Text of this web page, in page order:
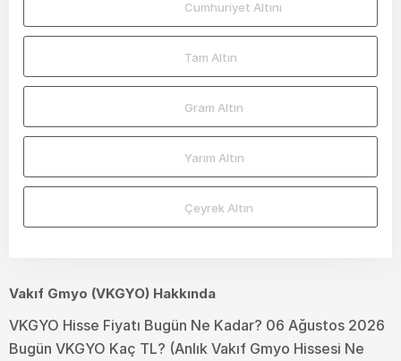
Cumhuriyet Altını
Tam Altın
Gram Altın
Yarım Altın
Çeyrek Altın
Vakıf Gmyo (VKGYO) Hakkında
VKGYO Hisse Fiyatı Bugün Ne Kadar? 06 Ağustos 2026
Bugün VKGYO Kaç TL? (Anlık Vakıf Gmyo Hissesi Ne